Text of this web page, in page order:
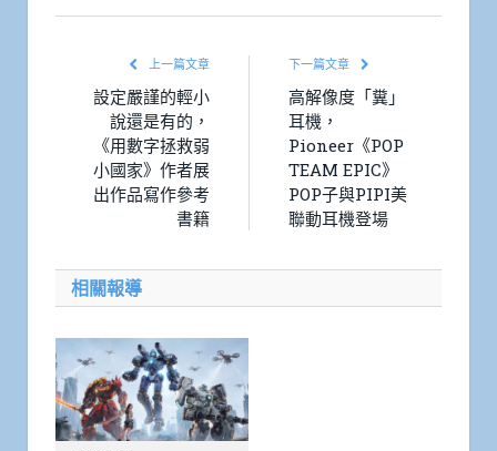
上一篇文章
設定嚴謹的輕小
說還是有的，
《用數字拯救弱
小國家》作者展
出作品寫作參考
書籍
下一篇文章
高解像度「糞」
耳機，
Pioneer《POP
TEAM EPIC》
POP子與PIPI美
聯動耳機登場
相關報導